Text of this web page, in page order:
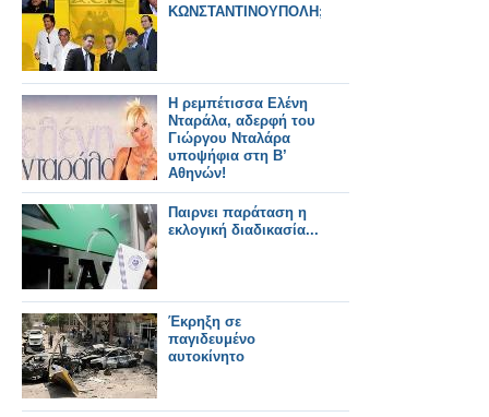
ΚΩΝΣΤΑΝΤΙΝΟΥΠΟΛΗ;...
Η ρεμπέτισσα Ελένη
Νταράλα, αδερφή του
Γιώργου Νταλάρα
υποψήφια στη Β’
Αθηνών!
Παιρνει παράταση η
εκλογική διαδικασία...
Έκρηξη σε
παγιδευμένο
αυτοκίνητο